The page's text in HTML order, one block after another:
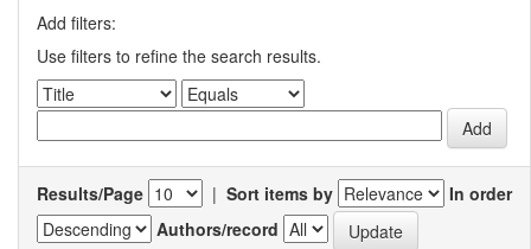
Add filters:
Use filters to refine the search results.
Results/Page | Sort items by
In order
Authors/record